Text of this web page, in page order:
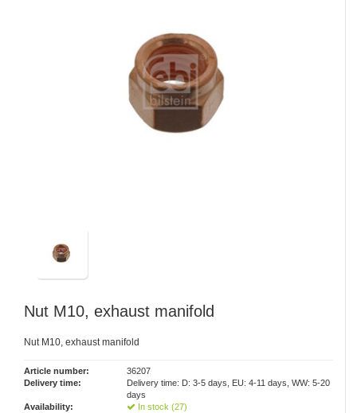
Nut M10, exhaust manifold
Nut M10, exhaust manifold
Article number:
36207
Delivery time:
Delivery time: D: 3-5 days, EU: 4-11 days, WW: 5-20
days
Availability:
In stock (27)